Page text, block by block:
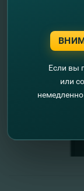
Если вы
или